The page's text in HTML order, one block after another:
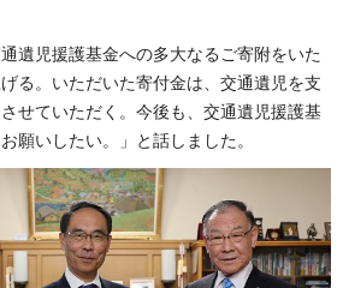
遺児援護基金への多大なるご寄附をいた
る。いただいた寄付金は、交通遺児を支
せていただく。今後も、交通遺児援護基
願いしたい。」と話しました。